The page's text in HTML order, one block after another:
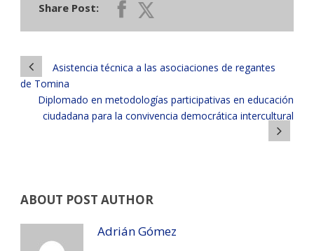
Share Post:
Asistencia técnica a las asociaciones de regantes
de Tomina
Diplomado en metodologías participativas en educación
ciudadana para la convivencia democrática intercultural
ABOUT POST AUTHOR
Adrián Gómez